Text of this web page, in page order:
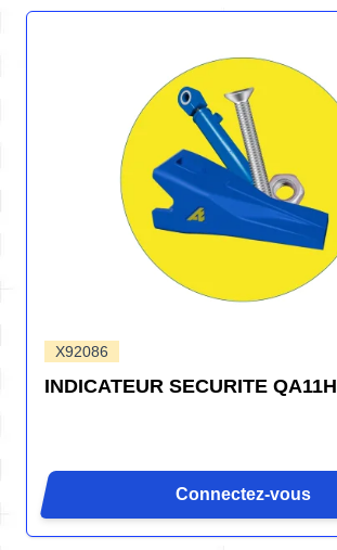
X92086
INDICATEUR SECURITE QA11H
Connectez-vous